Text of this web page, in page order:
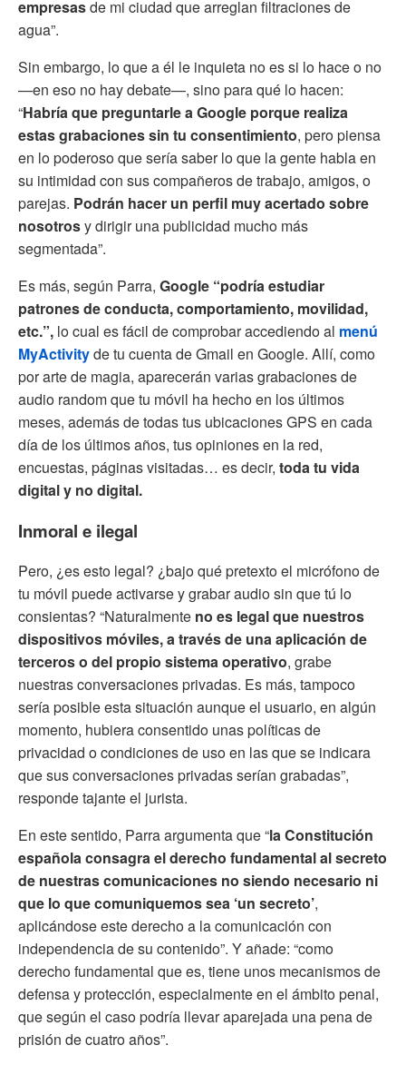
empresasde mi ciudad que arreglan filtraciones de
agua”.
Sin embargo, lo que a él le inquieta no es si lo hace o no
—en eso no hay debate—, sino para qué lo hacen:
“Habría que preguntarle a Google porque realiza
estas grabaciones sin tu consentimiento, pero piensa
en lo poderoso que sería saber lo que la gente habla en
su intimidad con sus compañeros de trabajo, amigos, o
parejas. Podrán hacer un perfil muy acertado sobre
nosotrosy dirigir una publicidad mucho más
segmentada”.
Es más, según Parra, Google “podría estudiar
patrones de conducta, comportamiento, movilidad,
etc.”, lo cual es fácil de comprobar accediendo al menú
MyActivityde tu cuenta de Gmail en Google. Allí, como
por arte de magia, aparecerán varias grabaciones de
audio random que tu móvil ha hecho en los últimos
meses, además de todas tus ubicaciones GPS en cada
día de los últimos años, tus opiniones en la red,
encuestas, páginas visitadas… es decir, toda tu vida
digital y no digital.
Inmoral e ilegal
Pero, ¿es esto legal? ¿bajo qué pretexto el micrófono de
tu móvil puede activarse y grabar audio sin que tú lo
consientas? “Naturalmente no es legal que nuestros
dispositivos móviles, a través de una aplicación de
terceros o del propio sistema operativo, grabe
nuestras conversaciones privadas. Es más, tampoco
sería posible esta situación aunque el usuario, en algún
momento, hubiera consentido unas políticas de
privacidad o condiciones de uso en las que se indicara
que sus conversaciones privadas serían grabadas”,
responde tajante el jurista.
En este sentido, Parra argumenta que “la Constitución
española consagra el derecho fundamental al secreto
de nuestras comunicaciones no siendo necesario ni
que lo que comuniquemos sea ‘un secreto’,
aplicándose este derecho a la comunicación con
independencia de su contenido”. Y añade: “como
derecho fundamental que es, tiene unos mecanismos de
defensa y protección, especialmente en el ámbito penal,
que según el caso podría llevar aparejada una pena de
prisión de cuatro años”.